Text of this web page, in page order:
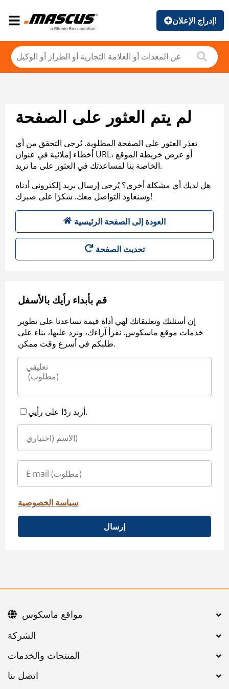
إدراج الإعلان!
لم يتم العثور على الصفحة
تعذر العثور على الصفحة المطلوبة. يُرجى التحقق من أي
أخطاء إملائية في عنوان URL، أو عرض خريطة الموقع
الخاصة بنا لمساعدتك في العثور على ما تريد.
هل لديك أي مشكلة أخرى؟ يُرجى إرسال بريد إلكتروني أدناه
وسنعاود التواصل معك. شكرًا على صبرك!
العودة إلى الصفحة الرئيسية
تحديث الصفحة
قم بأبداء رأيك بالأسفل
إن أسئلتك وتعليقاتك لهي أداة قيمة تساعدنا على تطوير
خدمات موقع ماسكوس. نقرأ آراءك، ونرد عليها، بناء على
طلبكم في أسرع وقت ممكن.
أريد ردًا على رأيي.
سياسة الخصوصية
إرسال
اتصل بنا
مواقع ماسكوس